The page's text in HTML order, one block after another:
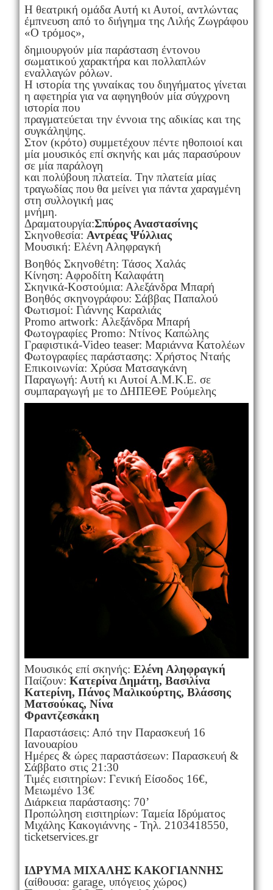
Η θεατρική ομάδα Αυτή κι Αυτοί, αντλώντας
έμπνευση από το διήγημα της Λιλής Ζωγράφου
«Ο τρόμος»,
δημιουργούν μία παράσταση έντονου
σωματικού χαρακτήρα και πολλαπλών
εναλλαγών ρόλων.
Η ιστορία της γυναίκας του διηγήματος γίνεται
η αφετηρία για να αφηγηθούν μία σύγχρονη
ιστορία που
πραγματεύεται την έννοια της αδικίας και της
συγκάληψης.
Στον (κρότο) συμμετέχουν πέντε ηθοποιοί και
μία μουσικός επί σκηνής και μάς παρασύρουν
σε μία παράλογη
και πολύβουη πλατεία. Την πλατεία μίας
τραγωδίας που θα μείνει για πάντα χαραγμένη
στη συλλογική μας
μνήμη.
Δραματουργία:Σπύρος Αναστασίνης
Σκηνοθεσία: Αντρέας Ψύλλιας
Μουσική: Ελένη Αληφραγκή
Βοηθός Σκηνοθέτη: Τάσος Χαλάς
Κίνηση: Αφροδίτη Καλαφάτη
Σκηνικά-Κοστούμια: Αλεξάνδρα Μπαρή
Βοηθός σκηνογράφου: Σάββας Παπαλού
Φωτισμοί: Γιάννης Καραλιάς
Promo artwork: Αλεξάνδρα Μπαρή
Φωτογραφίες Promo: Ντίνος Καπώλης
Γραφιστικά-Video teaser: Μαριάννα Κατολέων
Φωτογραφίες παράστασης: Χρήστος Νταής
Επικοινωνία: Χρύσα Ματσαγκάνη
Παραγωγή: Αυτή κι Αυτοί Α.Μ.Κ.Ε. σε
συμπαραγωγή με το ΔΗΠΕΘΕ Ρούμελης
Μουσικός επί σκηνής: Ελένη Αληφραγκή
Παίζουν: Κατερίνα Δημάτη, Βασιλίνα
Κατερίνη, Πάνος Μαλικούρτης, Βλάσσης
Ματσούκας, Νίνα
Φραντζεσκάκη
Παραστάσεις: Από την Παρασκευή 16
Ιανουαρίου
Ημέρες & ώρες παραστάσεων: Παρασκευή &
Σάββατο στις 21:30
Τιμές εισιτηρίων: Γενική Είσοδος 16€,
Μειωμένο 13€
Διάρκεια παράστασης: 70’
Προπώληση εισιτηρίων: Ταμεία Ιδρύματος
Μιχάλης Κακογιάννης - Τηλ. 2103418550,
ticketservices.gr
ΙΔΡΥΜΑ ΜΙΧΑΛΗΣ ΚΑΚΟΓΙΑΝΝΗΣ
(αίθουσα: garage, υπόγειος χώρος)